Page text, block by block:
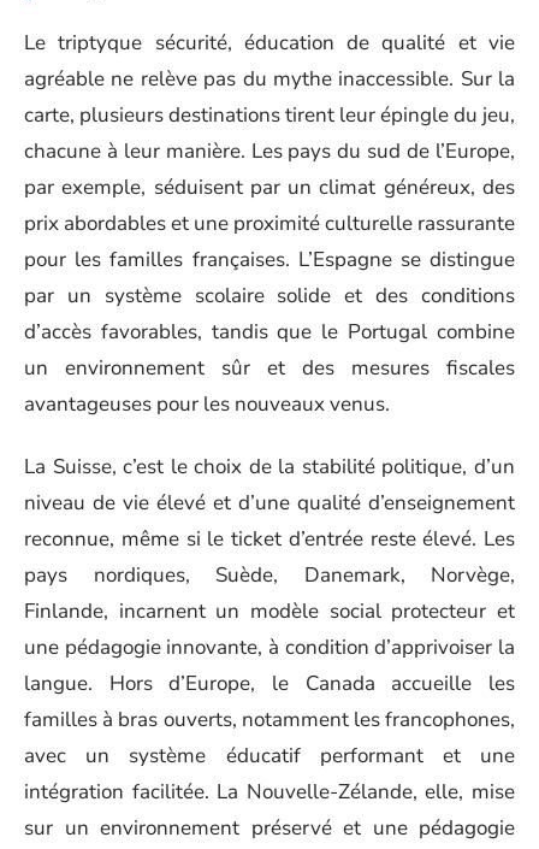
Le triptyque sécurité, éducation de qualité et vie
agréable ne relève pas du mythe inaccessible. Sur la
carte, plusieurs destinations tirent leur épingle du jeu,
chacune à leur manière. Les pays du sud de l’Europe,
par exemple, séduisent par un climat généreux, des
prix abordables et une proximité culturelle rassurante
pour les familles françaises. L’Espagne se distingue
par un système scolaire solide et des conditions
d’accès favorables, tandis que le Portugal combine
un environnement sûr et des mesures fiscales
avantageuses pour les nouveaux venus.
La Suisse, c’est le choix de la stabilité politique, d’un
niveau de vie élevé et d’une qualité d’enseignement
reconnue, même si le ticket d’entrée reste élevé. Les
pays nordiques, Suède, Danemark, Norvège,
Finlande, incarnent un modèle social protecteur et
une pédagogie innovante, à condition d’apprivoiser la
langue. Hors d’Europe, le Canada accueille les
familles à bras ouverts, notamment les francophones,
avec un système éducatif performant et une
intégration facilitée. La Nouvelle-Zélande, elle, mise
sur un environnement préservé et une pédagogie